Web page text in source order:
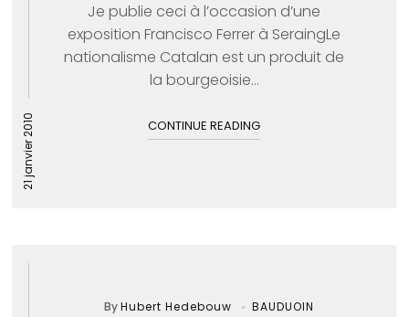
21 janvier 2010
Je publie ceci à l’occasion d’une
exposition Francisco Ferrer à SeraingLe
nationalisme Catalan est un produit de
la bourgeoisie...
CONTINUE READING
ByHubert Hedebouw
BAUDUOIN